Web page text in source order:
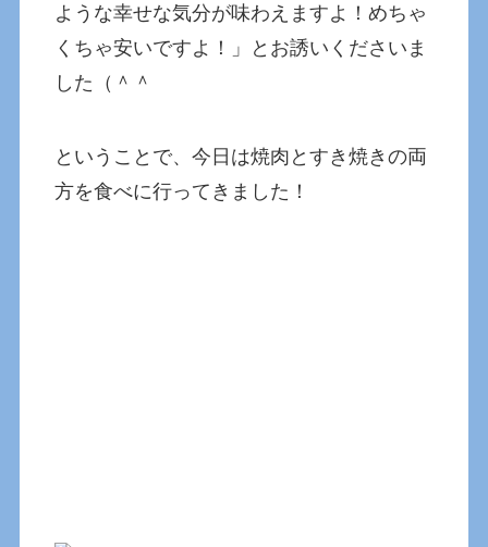
ような幸せな気分が味わえますよ！めちゃ
くちゃ安いですよ！」とお誘いくださいま
した（＾＾
ということで、今日は焼肉とすき焼きの両
方を食べに行ってきました！